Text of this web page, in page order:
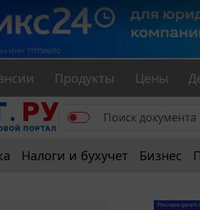
Продукты Цены
Налоги и бухучет Бизнес